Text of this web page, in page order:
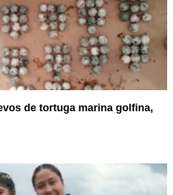
de tortuga marina golfina,